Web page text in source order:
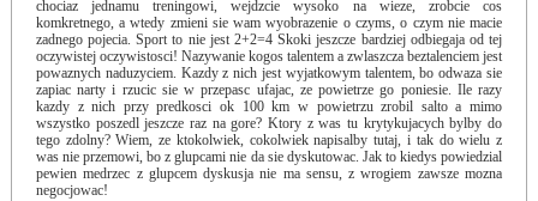
chociaz jednamu treningowi, wejdzcie wysoko na wieze, zrobcie cos
komkretnego, a wtedy zmieni sie wam wyobrazenie o czyms, o czym nie macie
zadnego pojecia. Sport to nie jest 2+2=4 Skoki jeszcze bardziej odbiegaja od tej
oczywistej oczywistosci! Nazywanie kogos talentem a zwlaszcza beztalenciem jest
powaznych naduzyciem. Kazdy z nich jest wyjatkowym talentem, bo odwaza sie
zapiac narty i rzucic sie w przepasc ufajac, ze powietrze go poniesie. Ile razy
kazdy z nich przy predkosci ok 100 km w powietrzu zrobil salto a mimo
wszystko poszedl jeszcze raz na gore? Ktory z was tu krytykujacych bylby do
tego zdolny? Wiem, ze ktokolwiek, cokolwiek napisalby tutaj, i tak do wielu z
was nie przemowi, bo z glupcami nie da sie dyskutowac. Jak to kiedys powiedzial
pewien medrzec z glupcem dyskusja nie ma sensu, z wrogiem zawsze mozna
negocjowac!